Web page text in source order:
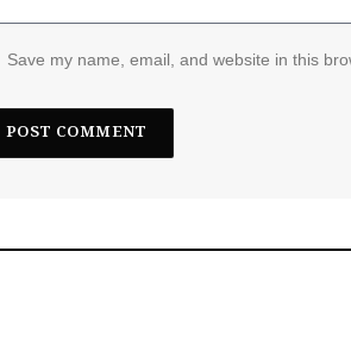
Save my name, email, and website in this